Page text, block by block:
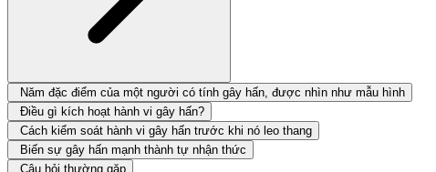
Năm đặc điểm của một người có tính gây hấn, được nhìn như mẫu hình
Điều gì kích hoạt hành vi gây hấn?
Cách kiểm soát hành vi gây hấn trước khi nó leo thang
Biến sự gây hấn mạnh thành tự nhận thức
Câu hỏi thường gặp